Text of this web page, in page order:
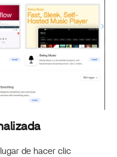
de hacer clic